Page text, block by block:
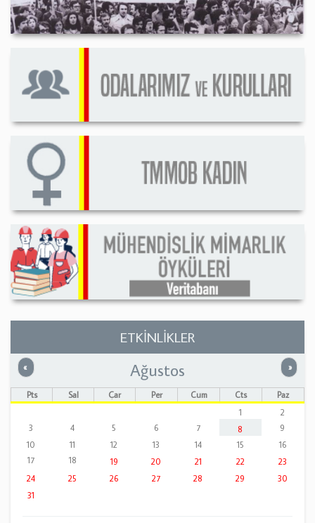
ETKİNLİKLER
« Önceki »
Ağustos
Pts Sal Çar Per Cum Cts
Paz
1
2
3
4 5 6 7 8
9
10
11 12 13 14 15
16
17
18 19 20 21 22
23
24
25 26 27 28 29
30
31